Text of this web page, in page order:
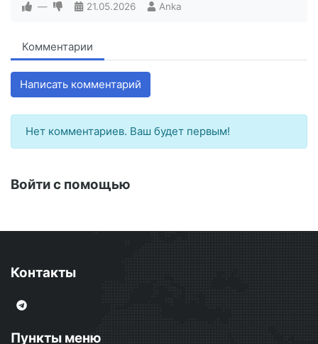
— 21.05.2026 Anka
Комментарии
Написать комментарий
Нет комментариев. Ваш будет первым!
Войти с помощью
Контакты
Пункты меню